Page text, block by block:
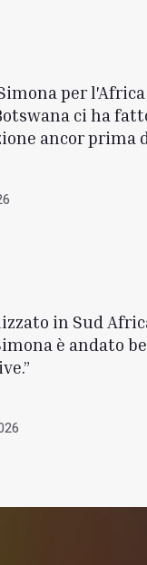
per
ci ha
ancor prima
in Sud
è andato